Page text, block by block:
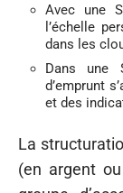
Avec une
l’échelle
dans les
Dans une
d’emprunt
et des
La
(en argent